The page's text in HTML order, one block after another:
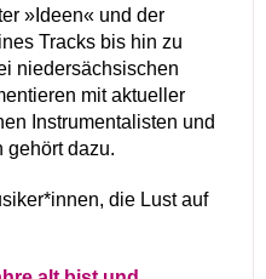
»Ideen« und der
Tracks bis hin zu
niedersächsischen
mit aktueller
Instrumentalisten und
gehört dazu.
die Lust auf